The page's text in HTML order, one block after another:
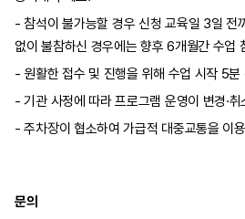
- 참석이 불가능할 경우 신청 교육일 3일 전
없이 불참하신 경우에는 향후 6개월간 수업
- 원활한 접수 및 진행을 위해 수업 시작 5분
- 기관 사정에 따라 프로그램 운영이 변경·
- 주차장이 협소하여 가급적 대중교통을 이
문의